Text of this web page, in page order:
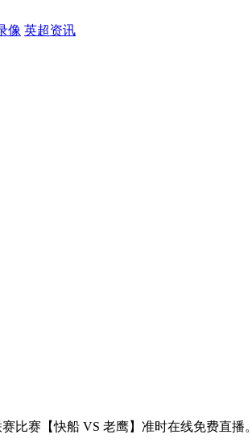
像 英超资讯
比赛【快船 VS 老鹰】准时在线免费直播。